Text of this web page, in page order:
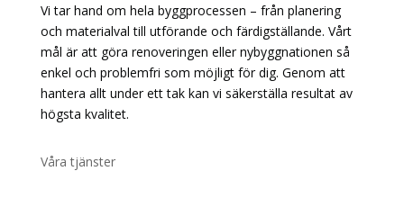
Vi tar hand om hela byggprocessen – från planering
och materialval till utförande och färdigställande. Vårt
mål är att göra renoveringen eller nybyggnationen så
enkel och problemfri som möjligt för dig. Genom att
hantera allt under ett tak kan vi säkerställa resultat av
högsta kvalitet.
Våra tjänster